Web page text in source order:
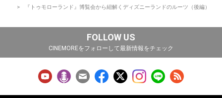
『トゥモローランド』博覧会から紐解くディズニーランドのルーツ（後編）
FOLLOW US
CINEMOREをフォローして最新情報をチェック